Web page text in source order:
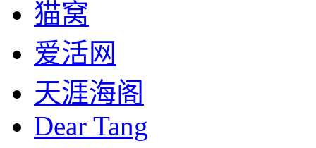
猫窝
爱活网
天涯海阁
Dear Tang